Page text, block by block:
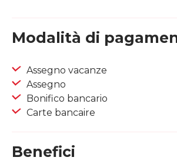
Modalità di
Assegno vacanze
Assegno
Bonifico bancario
Carte bancaire
Benefici